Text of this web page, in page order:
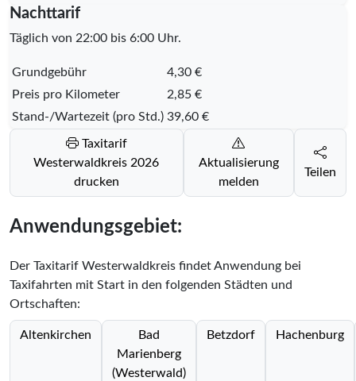
Nachttarif
Täglich von 22:00 bis 6:00 Uhr.
Grundgebühr
4,30 €
Preis pro Kilometer
2,85 €
Stand-/Wartezeit (pro Std.) 39,60 €
Taxitarif
Westerwaldkreis 2026
drucken
Aktualisierung
melden
Teilen
Anwendungsgebiet:
Der Taxitarif Westerwaldkreis findet Anwendung bei
Taxifahrten mit Start in den folgenden Städten und
Ortschaften:
Altenkirchen
Bad
Marienberg
(Westerwald)
Betzdorf Hachenburg